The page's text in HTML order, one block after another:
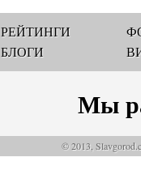
РЕЙТИНГИ
БЛОГИ
Мы
© 2013,